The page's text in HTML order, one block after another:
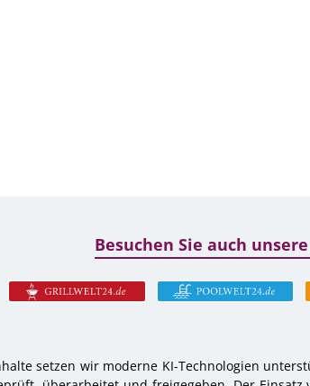
Besuchen Sie auch
setzen wir moderne KI-Technologien